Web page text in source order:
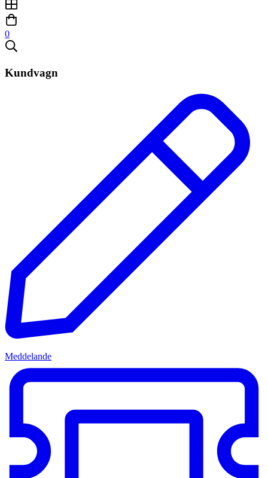
0
Kundvagn
Meddelande